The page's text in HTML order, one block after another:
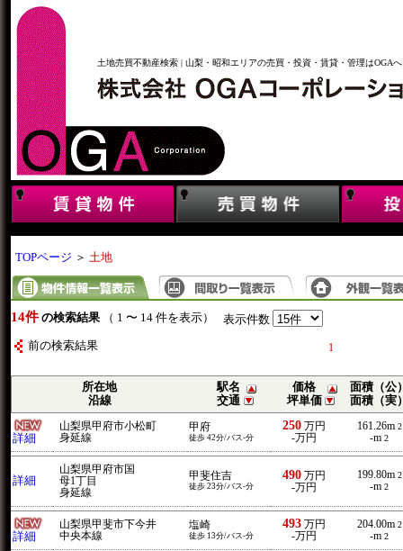
土地売買不動産検索 | 山梨・昭和エリアの売買・投資・賃貸・管理はOGAへ
TOPページ ＞ 土地
14件 の検索結果 （ 1 〜 14 件を表示） 表示件数
前の検索結果 1
所在地
沿線
駅名
交通
価格
坪単価
面積（公
面積（実
詳細
山梨県甲府市小松町
身延線
甲府
徒歩 42分/バス-分
250 万円
-万円
161.26m 2
-m 2
詳細
山梨県甲府市国
母1丁目
身延線
甲斐住吉
徒歩 23分/バス-分
490 万円
-万円
199.80m 2
-m 2
詳細
山梨県甲斐市下今井
中央本線
塩崎
徒歩 13分/バス-分
493 万円
-万円
204.00m 2
-m 2